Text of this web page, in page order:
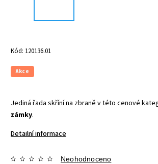
Kód: 120136.01
Akce
Jediná řada skříní na zbraně v této cenové
zámky.
Detailní informace
Neohodnoceno